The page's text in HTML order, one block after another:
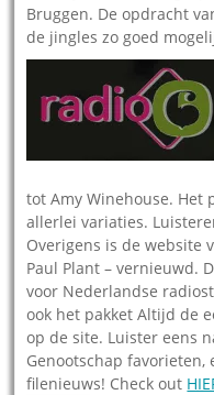
Bruggen. De opdracht
de jingles zo goed
tot Amy Winehouse. Het
allerlei variaties.
Overigens is de website
Paul Plant – vernieuwd.
voor Nederlandse
ook het pakket Altijd de
op de site. Luister eens
Genootschap favorieten,
filenieuws! Check out